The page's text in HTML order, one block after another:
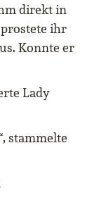
direkt in
ihr
Konnte er
Lady
stammelte